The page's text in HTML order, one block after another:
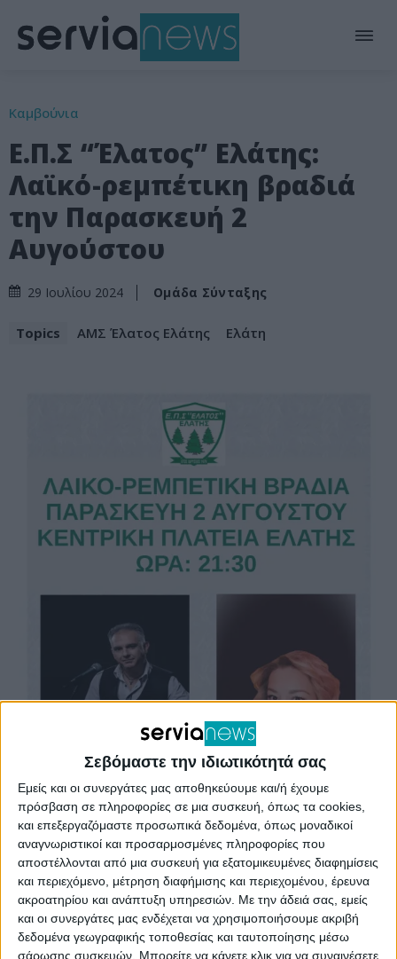
Σεβόμαστε την ιδιωτικότητά σας
Εμείς και οι συνεργάτες μας αποθηκεύουμε και/ή έχουμε
πρόσβαση σε πληροφορίες σε μια συσκευή, όπως τα cookies,
και επεξεργαζόμαστε προσωπικά δεδομένα, όπως μοναδικοί
αναγνωριστικοί και προσαρμοσμένες πληροφορίες που
αποστέλλονται από μια συσκευή για εξατομικευμένες διαφημίσεις
και περιεχόμενο, μέτρηση διαφήμισης και περιεχομένου, έρευνα
ακροατηρίου και ανάπτυξη υπηρεσιών. Με την άδειά σας, εμείς
και οι συνεργάτες μας ενδέχεται να χρησιμοποιήσουμε ακριβή
δεδομένα γεωγραφικής τοποθεσίας και ταυτοποίησης μέσω
σάρωσης συσκευών. Μπορείτε να κάνετε κλικ για να συναινέσετε
Καμβούνια
Ε.Π.Σ “Έλατος” Ελάτης:
Λαϊκό-ρεμπέτικη βραδιά
την Παρασκευή 2
Αυγούστου
29 Ιουλίου 2024 Ομάδα Σύνταξης
Topics ΑΜΣ Έλατος Ελάτης Ελάτη